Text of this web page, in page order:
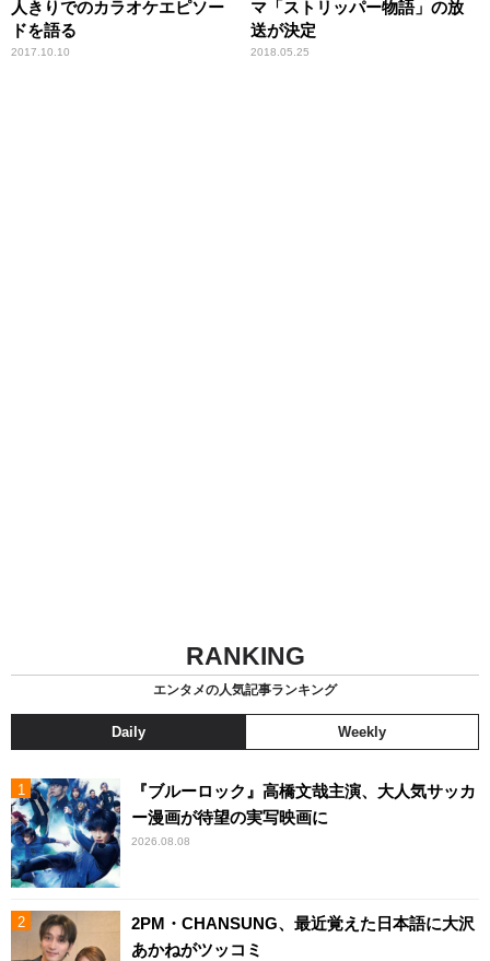
人きりでのカラオケエピソー
ドを語る
2017.10.10
マ「ストリッパー物語」の放
送が決定
2018.05.25
RANKING
エンタメの人気記事ランキング
Daily Weekly
『ブルーロック』高橋文哉主演、大人気サッカ
ー漫画が待望の実写映画に
2026.08.08
2PM・CHANSUNG、最近覚えた日本語に大沢
あかねがツッコミ